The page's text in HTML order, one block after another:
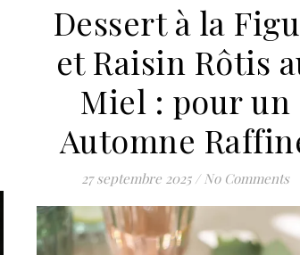
Dessert à la
et Raisin Rôtis
Miel : pour un
Automne
27 septembre 2025 / No Comments